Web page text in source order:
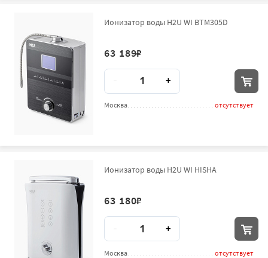
Ионизатор воды H2U WI BTM305D
63 189₽
Количество
+
Москва отсутствует
Ионизатор воды H2U WI HISHA
63 180₽
Количество
+
Москва отсутствует